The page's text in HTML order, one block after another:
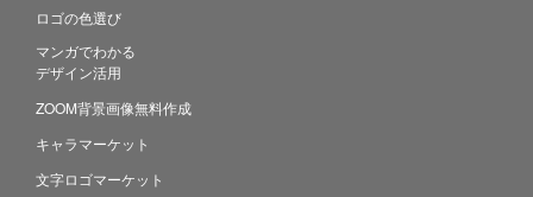
ロゴの色選び
マンガでわかる
デザイン活用
ZOOM背景画像無料作成
キャラマーケット
文字ロゴマーケット